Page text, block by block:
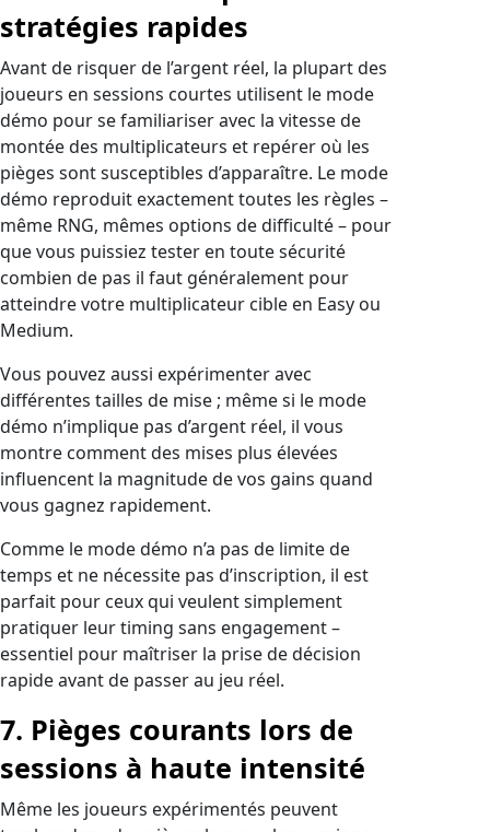
stratégies rapides
Avant de risquer de l’argent réel, la plupart des
joueurs en sessions courtes utilisent le mode
démo pour se familiariser avec la vitesse de
montée des multiplicateurs et repérer où les
pièges sont susceptibles d’apparaître. Le mode
démo reproduit exactement toutes les règles –
même RNG, mêmes options de difficulté – pour
que vous puissiez tester en toute sécurité
combien de pas il faut généralement pour
atteindre votre multiplicateur cible en Easy ou
Medium.
Vous pouvez aussi expérimenter avec
différentes tailles de mise ; même si le mode
démo n’implique pas d’argent réel, il vous
montre comment des mises plus élevées
influencent la magnitude de vos gains quand
vous gagnez rapidement.
Comme le mode démo n’a pas de limite de
temps et ne nécessite pas d’inscription, il est
parfait pour ceux qui veulent simplement
pratiquer leur timing sans engagement –
essentiel pour maîtriser la prise de décision
rapide avant de passer au jeu réel.
7. Pièges courants lors de
sessions à haute intensité
Même les joueurs expérimentés peuvent